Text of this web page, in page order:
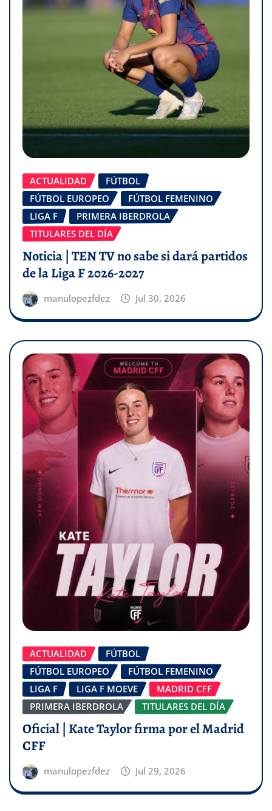
ACTUALIDAD
FÚTBOL
FÚTBOL EUROPEO
FÚTBOL FEMENINO
LIGA F
PRIMERA IBERDROLA
TITULARES DEL DÍA
Noticia | TEN TV no sabe si dará partidos
de la Liga F 2026-2027
manulopezfdez Jul 30, 2026
ACTUALIDAD
FÚTBOL
FÚTBOL EUROPEO
FÚTBOL FEMENINO
LIGA F
LIGA F MOEVE
MADRID CFF
PRIMERA IBERDROLA
TITULARES DEL DÍA
Oficial | Kate Taylor firma por el Madrid
CFF
manulopezfdez Jul 29, 2026